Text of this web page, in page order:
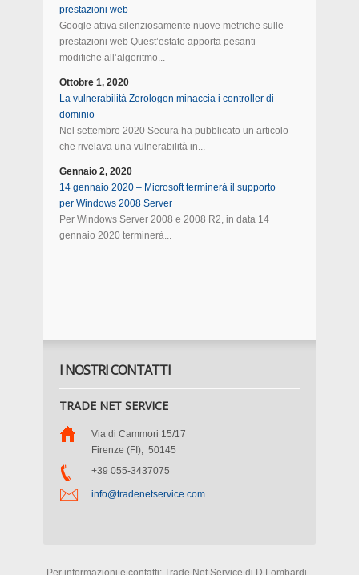
prestazioni web
Google attiva silenziosamente nuove metriche sulle
prestazioni web Quest’estate apporta pesanti
modifiche all’algoritmo...
Ottobre 1, 2020
La vulnerabilità Zerologon minaccia i controller di
dominio
Nel settembre 2020 Secura ha pubblicato un articolo
che rivelava una vulnerabilità in...
Gennaio 2, 2020
14 gennaio 2020 – Microsoft terminerà il supporto
per Windows 2008 Server
Per Windows Server 2008 e 2008 R2, in data 14
gennaio 2020 terminerà...
I NOSTRI CONTATTI
TRADE NET SERVICE
Via di Cammori 15/17
Firenze (FI), 50145
+39 055-3437075
info@tradenetservice.com
Per informazioni e contatti: Trade Net Service di D.Lombardi -